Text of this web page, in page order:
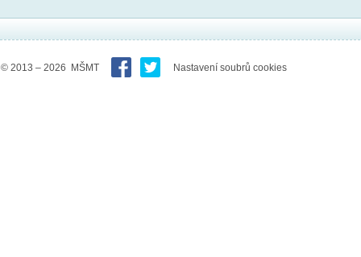
© 2013 – 2026 MŠMT Nastavení soubrů cookies